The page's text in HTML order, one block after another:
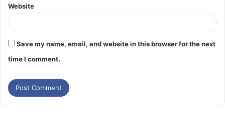
Website
Save my name, email, and website in this browser for the next
time I comment.